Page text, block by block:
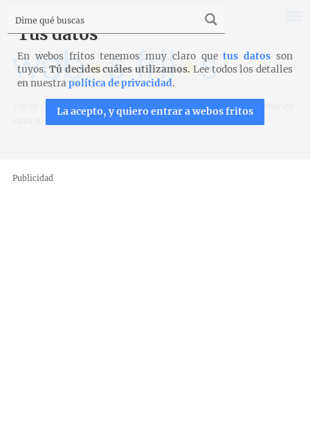
Trucos, técnicas y productos Técnicas > Cómo crear en
casa tu cámara de fermentación
Publicidad
Tus datos
En webos fritos tenemos muy claro quetus datos son
tuyos. Tú decides cuáles utilizamos. Lee todos los detalles
en nuestrapolítica de privacidad.
La acepto, y quiero entrar a webos fritos